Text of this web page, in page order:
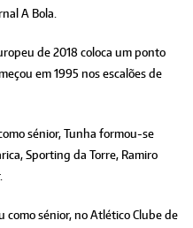
A Bola.
de 2018 coloca um ponto
em 1995 nos escalões de
sénior, Tunha formou-se
Sporting da Torre, Ramiro
como sénior, no Atlético Clube de